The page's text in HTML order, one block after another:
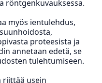
röntgenkuvauksessa.
myös ientulehdus,
proteesista ja
annetaan edetä, se
tulehtumiseen.
riittää usein